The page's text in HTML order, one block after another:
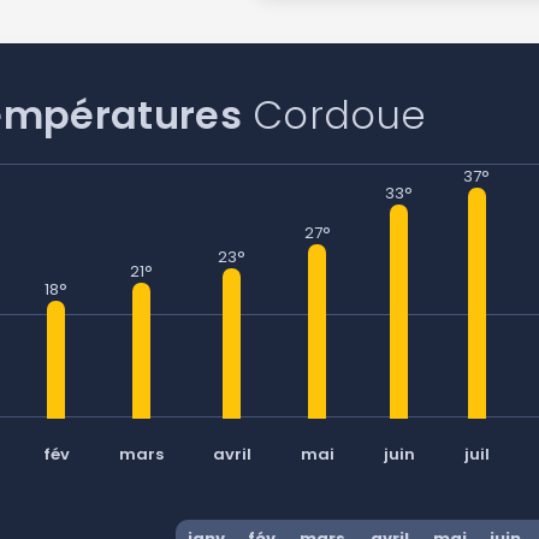
Cordoue
fév
18°
mars
21°
avril
23°
mai
27°
juin
33°
juil
37°